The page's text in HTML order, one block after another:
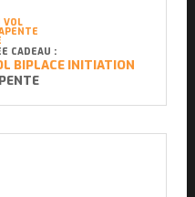
CADEAU :
BIPLACE INITIATION